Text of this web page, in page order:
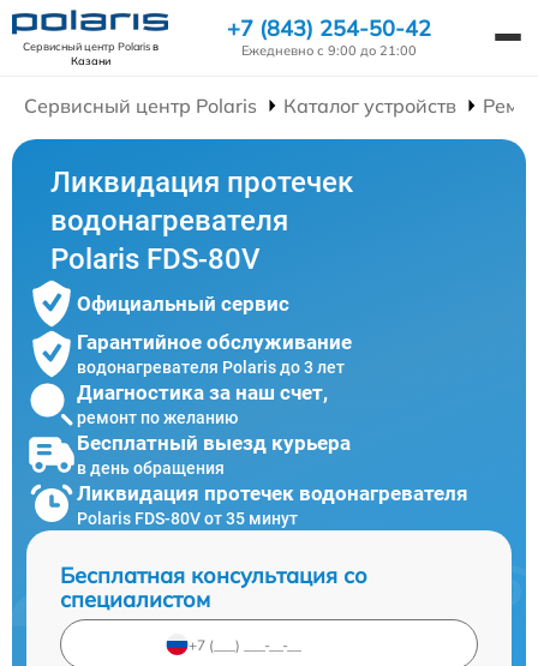
Сервисный центр Polarisв
Казани
+7 (843) 254-50-42
Ежедневно с 9:00 до 21:00
Сервисный центр Polaris Каталог устройств
Ликвидация протечек
водонагревателя
Polaris FDS-80V
Официальный сервис
Гарантийное обслуживание
водонагревателя Polaris до 3 лет
Диагностика за наш счет,
ремонт по желанию
Бесплатный выезд курьера
в день обращения
Ликвидация протечек водонагревателя
Polaris FDS-80V от 35 минут
Бесплатная консультация со
специалистом